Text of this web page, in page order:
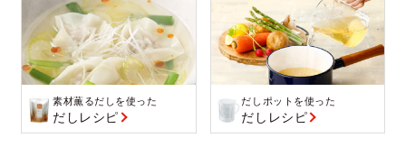
素材薫るだしを使った
だしレシピ
だしポットを使った
だしレシピ